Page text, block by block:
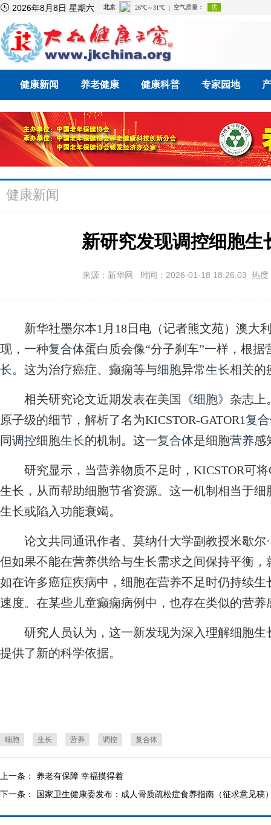
 2026年8月8日 星期六
健康新闻 养老健康 健康科普 专家园地
健康新闻
新研究发现调控细胞生
来源：新华网 时间：2026-01-18 18:26:03 热
新华社墨尔本1月18日电（记者熊文苑）澳大
现，一种复合体蛋白质会像“分子刹车”一样，根据
长。这为治疗癌症、癫痫等与细胞异常生长相关的
相关研究论文近期发表在美国《细胞》杂志上
原子级的细节，解析了名为KICSTOR-GATOR1复
同调控细胞生长的机制。这一复合体是细胞营养感
研究显示，当营养物质不足时，KICSTOR可将
生长，从而帮助细胞节省资源。这一机制相当于
生长或陷入功能衰竭。
论文共同通讯作者、莫纳什大学副教授米歇尔·
但如果不能在营养供给与生长需求之间保持平衡
如在许多癌症疾病中，细胞在营养不足时仍持续
速度。在某些儿童癫痫病例中，也存在类似的营
研究人员认为，这一新发现为深入理解细胞生
提供了新的科学依据。
细胞 生长 营养 调控 复合体
上一条： 养老有保障 幸福摸得着
下一条： 国家卫生健康委发布：成人骨质疏松症食养指南（征求意见稿